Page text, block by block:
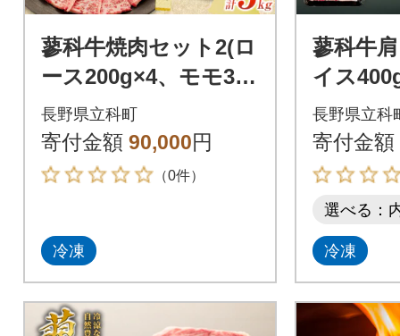
蓼科牛焼肉セット2(ロ
ース200g×4、モモ350
g×2、バラ350g×2、
肩ロース400g×2)
長野県立科町
寄付金額 90,000円
（0件）
冷凍
蓼科牛
イス
長野県立科
寄付金額
選べる：
冷凍